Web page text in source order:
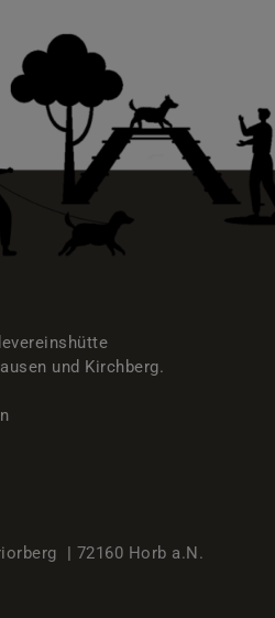
und Kirchberg.
| 72160 Horb a.N.